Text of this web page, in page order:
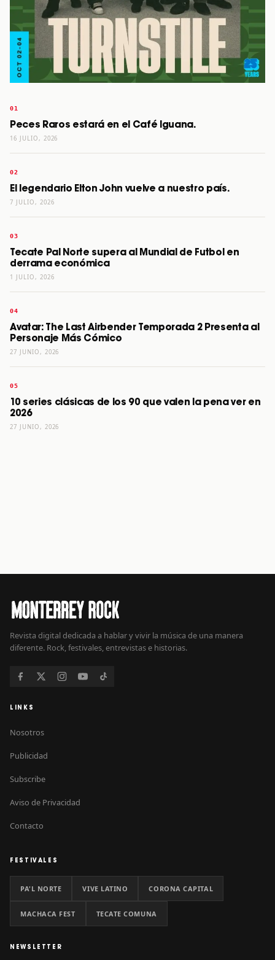
Peces Raros estará en el Café Iguana.
16 JULIO, 2026
El legendario Elton John vuelve a nuestro país.
7 JULIO, 2026
Tecate Pal Norte supera al Mundial de Futbol en
derrama económica
1 JULIO, 2026
Avatar: The Last Airbender Temporada 2 Presenta al
Personaje Más Cómico
27 JUNIO, 2026
10 series clásicas de los 90 que valen la pena ver en
2026
27 JUNIO, 2026
Revista digital dedicada a hablar y vivir la música de una manera
diferente. Rock, festivales, entrevistas e historias.
LINKS
Nosotros
Publicidad
Subscribe
Aviso de Privacidad
Contacto
FESTIVALES
PA'L NORTE VIVE LATINO CORONA CAPITAL
MACHACA FEST TECATE COMUNA
NEWSLETTER